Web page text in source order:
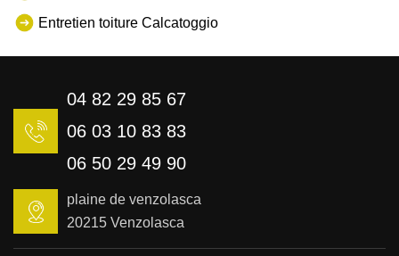
Entretien toiture Calcatoggio
04 82 29 85 67
06 03 10 83 83
06 50 29 49 90
plaine de venzolasca
20215 Venzolasca